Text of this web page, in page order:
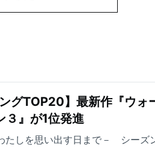
グTOP20】最新作『ウォ
３』が1位発進
たしを思い出す日まで－ シーズ